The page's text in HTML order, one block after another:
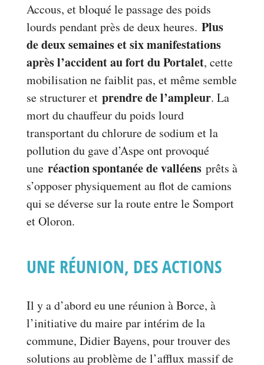
Accous, et bloqué le passage des poids
lourds pendant près de deux heures. Plus
de deux semaines et six manifestations
après l’accident au fort du Portalet, cette
mobilisation ne faiblit pas, et même semble
se structurer et prendre de l’ampleur. La
mort du chauffeur du poids lourd
transportant du chlorure de sodium et la
pollution du gave d’Aspe ont provoqué
une réaction spontanée de valléensprêts à
s’opposer physiquement au flot de camions
qui se déverse sur la route entre le Somport
et Oloron.
UNE RÉUNION, DES ACTIONS
Il y a d’abord eu une réunion à Borce, à
l’initiative du maire par intérim de la
commune, Didier Bayens, pour trouver des
solutions au problème de l’afflux massif de